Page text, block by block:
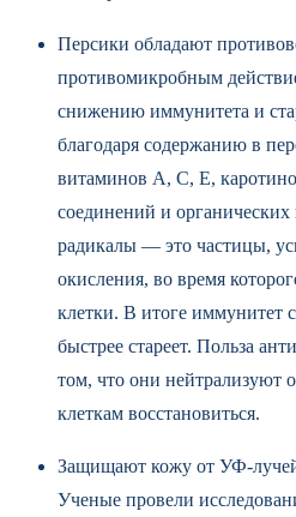
Персики обладают
противомикробным
снижению иммунитета и
благодаря содержанию в
витаминов А, С, Е,
соединений и
радикалы — это частицы,
окисления, во время
клетки. В итоге иммунитет
быстрее стареет. Польза
том, что они нейтрализуют
клеткам восстановиться.
Защищают кожу от УФ-
Ученые провели